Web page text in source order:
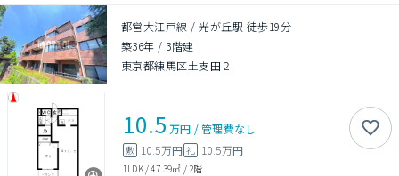
都営大江戸線 / 光が丘駅 徒歩19分
築36年 / 3階建
東京都練馬区土支田２
10.5 万円 /管理費なし
敷 10.5万円 礼 10.5万円
1LDK/47.39㎡ / 2階